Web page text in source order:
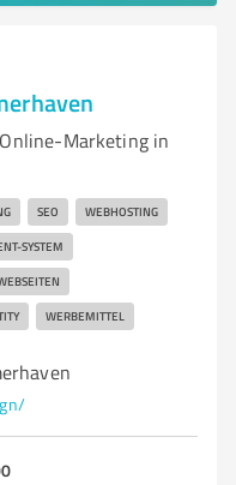
Marketing in
SEO WEBHOSTING
SYSTEM
WERBEMITTEL